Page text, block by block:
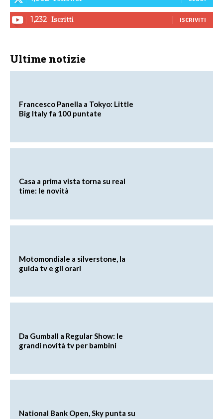
1,232 Iscritti ISCRIVITI
Ultime notizie
Francesco Panella a Tokyo: Little
Big Italy fa 100 puntate
Casa a prima vista torna su real
time: le novità
Motomondiale a silverstone, la
guida tv e gli orari
Da Gumball a Regular Show: le
grandi novità tv per bambini
National Bank Open, Sky punta su